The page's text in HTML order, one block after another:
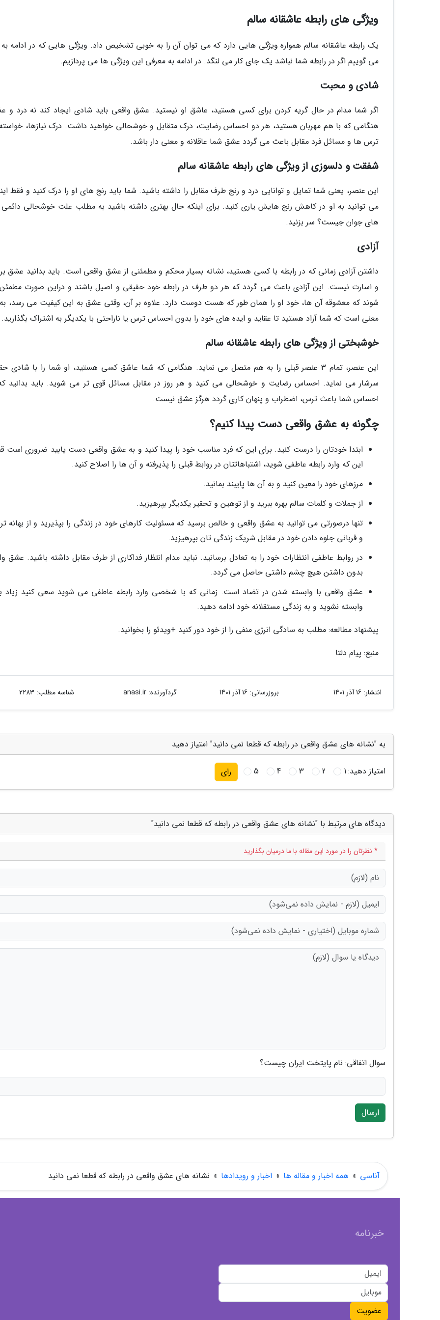
ویژگی های رابطه عاشقانه سالم
یک رابطه عاشقانه سالم همواره ویژگی هایی دارد که می توان آن را به خوبی تشخیص داد. ویژگی هایی که در ادامه
می گوییم اگر در رابطه شما نباشد یک جای کار می لنگد. در ادامه به معرفی این ویژگی ها می پردازیم.
شادی و محبت
اگر شما مدام در حال گریه کردن برای کسی هستید، عاشق او نیستید. عشق واقعی باید شادی ایجاد کند نه درد و
هنگامی که با هم مهربان هستید، هر دو احساس رضایت، درک متقابل و خوشحالی خواهید داشت. درک نیازها،
ترس ها و مسائل فرد مقابل باعث می گردد عشق شما عاقلانه و معنی دار باشد.
شفقت و دلسوزی از ویژگی های رابطه عاشقانه سالم
این عنصر، یعنی شما تمایل و توانایی درد و رنج طرف مقابل را داشته باشید. شما باید رنج های او را درک کنید و فقط
می توانید به او در کاهش رنج هایش یاری کنید. برای اینکه حال بهتری داشته باشید به مطلب علت خوشحالی
های جوان جیست؟ سر بزنید.
آزادی
داشتن آزادی زمانی که در رابطه با کسی هستید، نشانه بسیار محکم و مطمئنی از عشق واقعی است. باید بدانید عشق
و اسارت نیست. این آزادی باعث می گردد که هر دو طرف در رابطه خود حقیقی و اصیل باشند و دراین صورت
شوند که معشوقه آن ها، خود او را همان طور که هست دوست دارد. علاوه بر آن، وقتی عشق به این کیفیت می رسد،
معنی است که شما آزاد هستید تا عقاید و ایده های خود را بدون احساس ترس یا ناراحتی با یکدیگر به اشتراک بگذارید.
خوشبختی از ویژگی های رابطه عاشقانه سالم
این عنصر، تمام 3 عنصر قبلی را به هم متصل می نماید. هنگامی که شما عاشق کسی هستید، او شما را با شادی
سرشار می نماید. احساس رضایت و خوشحالی می کنید و هر روز در مقابل مسائل قوی تر می شوید. باید بدانید
احساس شما باعث ترس، اضطراب و پنهان کاری گردد هرگز عشق نیست.
چگونه به عشق واقعی دست پیدا کنیم؟
ابتدا خودتان را درست کنید. برای این که فرد مناسب خود را پیدا کنید و به عشق واقعی دست یابید ضروری است
این که وارد رابطه عاطفی شوید، اشتباهاتتان در روابط قبلی را پذیرفته و آن ها را اصلاح کنید.
مرزهای خود را معین کنید و به آن ها پایبند بمانید.
از جملات و کلمات سالم بهره ببرید و از توهین و تحقیر یکدیگر بپرهیزید.
تنها درصورتی می توانید به عشق واقعی و خالص برسید که مسئولیت کارهای خود در زندگی را بپذیرید و از بهانه
و قربانی جلوه دادن خود در مقابل شریک زندگی تان بپرهیزید.
در روابط عاطفی انتظارات خود را به تعادل برسانید. نباید مدام انتظار فداکاری از طرف مقابل داشته باشید. عشق
بدون داشتن هیچ چشم داشتی حاصل می گردد.
عشق واقعی با وابسته شدن در تضاد است. زمانی که با شخصی وارد رابطه عاطفی می شوید سعی کنید زیاد
وابسته نشوید و به زندگی مستقلانه خود ادامه دهید.
پیشنهاد مطالعه: مطلب به سادگی انرژی منفی را از خود دور کنید +ویدئو را بخوانید.
منبع: پیام دلتا
انتشار: 16 آذر 1401 بروزرسانی: 16 آذر 1401 گردآورنده:anasi.ir شناسه مطلب: 2283
به "نشانه های عشق واقعی در رابطه که قطعا نمی دانید" امتیاز دهید
امتیاز دهید:1
2
3
4
5 رای
دیدگاه های مرتبط با "نشانه های عشق واقعی در رابطه که قطعا نمی دانید"
* نظرتان را در مورد این مقاله با ما درمیان بگذارید
سوال اتفاقی: نام پایتخت ایران چیست؟
ارسال
آناسی » همه اخبار و مقاله ها » اخبار و رویدادها » نشانه های عشق واقعی در رابطه که قطعا نمی دانید
خبرنامه
عضویت